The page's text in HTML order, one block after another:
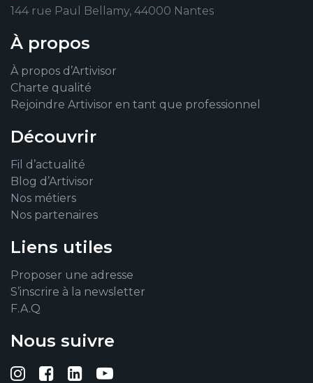
144 rue Paul Bellamy, 44000 Nantes
À propos
À propos d’Artivisor
Charte qualité
Rejoindre Artivisor en tant que professionnel
Découvrir
Fil d’actualité
Blog d’Artivisor
Nos métiers
Nos partenaires
Liens utiles
Proposer une adresse
S’inscrire à la newsletter
F.A.Q
Nous suivre
Suivez-nous sur Instagram
Suivez-nous sur Facebook
Suivez-nous sur Linkedin
Suivez-nous sur